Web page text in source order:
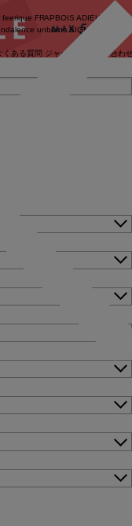
feerique FRAPBOIS ADIEU
unbilanc BIGI online store
くある質問 ジャーナル お問い合わ